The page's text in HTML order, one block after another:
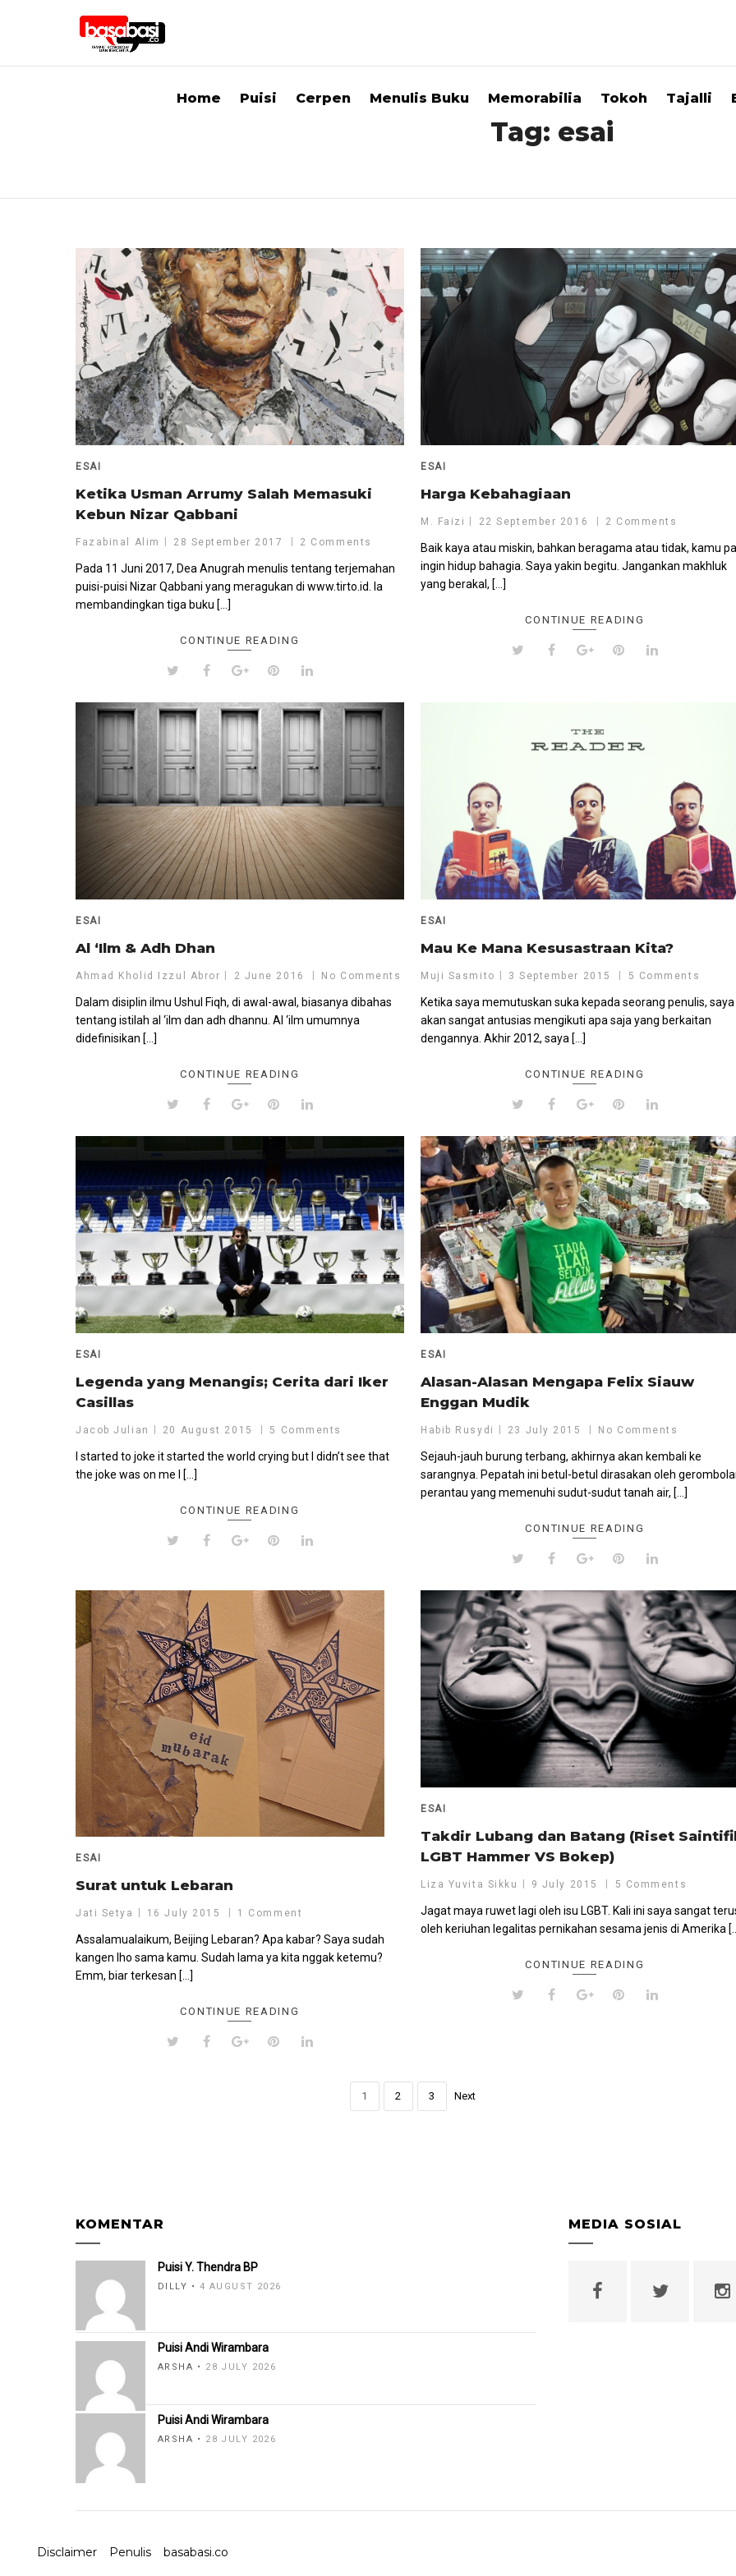
Home Puisi Cerpen Menulis Buku Memorabilia Tokoh Tajalli
Tag: esai
ESAI
Ketika Usman Arrumy Salah Memasuki
Kebun Nizar Qabbani
Fazabinal Alim 28 September 2017 2 Comments
Pada 11 Juni 2017, Dea Anugrah menulis tentang terjemahan
puisi-puisi Nizar Qabbani yang meragukan di www.tirto.id. Ia
membandingkan tiga buku […]
CONTINUE READING
ESAI
Harga Kebahagiaan
M. Faizi 22 September 2016 2 Comments
Baik kaya atau miskin, bahkan beragama atau tidak, kamu
ingin hidup bahagia. Saya yakin begitu. Jangankan makhluk
yang berakal, […]
CONTINUE READING
ESAI
Al ‘Ilm & Adh Dhan
Ahmad Kholid Izzul Abror 2 June 2016 No Comments
Dalam disiplin ilmu Ushul Fiqh, di awal-awal, biasanya dibahas
tentang istilah al ‘ilm dan adh dhannu. Al ‘ilm umumnya
didefinisikan […]
CONTINUE READING
ESAI
Mau Ke Mana Kesusastraan Kita?
Muji Sasmito 3 September 2015 5 Comments
Ketika saya memutuskan suka kepada seorang penulis, saya
akan sangat antusias mengikuti apa saja yang berkaitan
dengannya. Akhir 2012, saya […]
CONTINUE READING
ESAI
Legenda yang Menangis; Cerita dari Iker
Casillas
Jacob Julian 20 August 2015 5 Comments
I started to joke it started the world crying but I didn’t see that
the joke was on me I […]
CONTINUE READING
ESAI
Alasan-Alasan Mengapa Felix Siauw
Enggan Mudik
Habib Rusydi 23 July 2015 No Comments
Sejauh-jauh burung terbang, akhirnya akan kembali ke
sarangnya. Pepatah ini betul-betul dirasakan oleh
perantau yang memenuhi sudut-sudut tanah air, […]
CONTINUE READING
ESAI
Surat untuk Lebaran
Jati Setya 16 July 2015 1 Comment
Assalamualaikum, Beijing Lebaran? Apa kabar? Saya sudah
kangen lho sama kamu. Sudah lama ya kita nggak ketemu?
Emm, biar terkesan […]
CONTINUE READING
ESAI
Takdir Lubang dan Batang (Riset
LGBT Hammer VS Bokep)
Liza Yuvita Sikku 9 July 2015 5 Comments
Jagat maya ruwet lagi oleh isu LGBT. Kali ini saya sangat
oleh keriuhan legalitas pernikahan sesama jenis di Amerika
CONTINUE READING
1 2 3 Next
KOMENTAR
Puisi Y. Thendra BP
DILLY 4 AUGUST 2026
Puisi Andi Wirambara
ARSHA 28 JULY 2026
Puisi Andi Wirambara
ARSHA 28 JULY 2026
MEDIA SOSIAL
Disclaimer Penulis basabasi.co